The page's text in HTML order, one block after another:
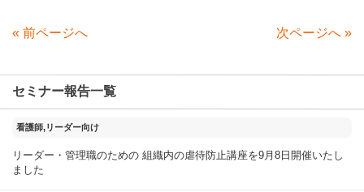
« 前ページへ 次ページへ »
セミナー報告一覧
2025年11月18日
看護師,リーダー向け
リーダー・管理職のための 組織内の虐待防止講座を9月8日開催いたし
ました